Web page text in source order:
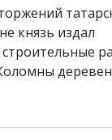
князь издал